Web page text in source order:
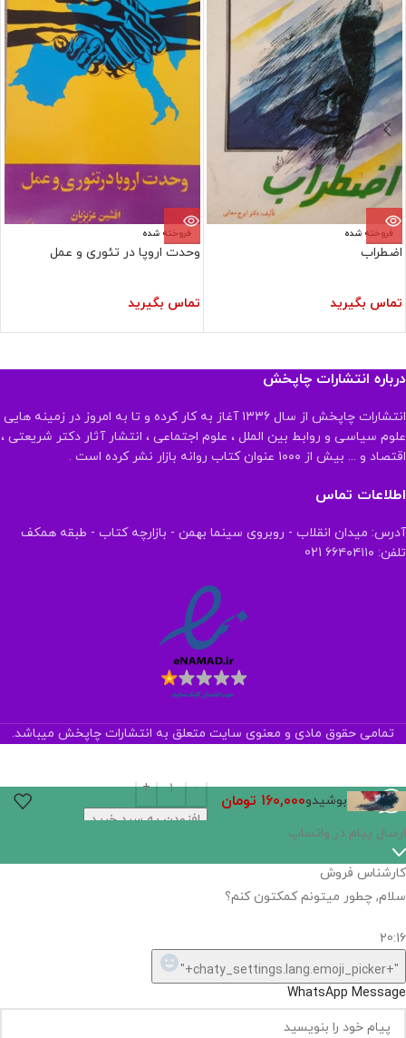
فروخته شده
اضطراب
تماس بگیرید
فروخته شده
وحدت اروپا در تئوری و عمل
تماس بگیرید
درباره انتشارات چاپخش
انتشارات چاپخش از سال ۱۳۳۶ آغاز به کار کرده و تا به امروز در زمینه هایی
علوم سیاسی و روابط بین الملل ، علوم اجتماعی ، انتشار آثار دکتر شریعتی ،
اقتصاد و ... بیش از ۱۰۰۰ عنوان کتاب روانه بازار نشر کرده است .
اطلاعات تماس
آدرس: میدان انقلاب - روبروی سینما بهمن - بازارچه کتاب - طبقه همکف
تلفن: ۶۶۴۰۴۱۱۰ 021
تمامی حقوق مادی و معنوی سایت متعلق به انتشارات چاپخش میباشد.
بوشیدو160,000 تومان
افزودن به سبد خرید
ارسال پیام در واتساپ
کارشناس فروش
سلام, چطور میتونم کمکتون کنم؟
20:16
"+chaty_settings.lang.emoji_picker+"
WhatsApp Message